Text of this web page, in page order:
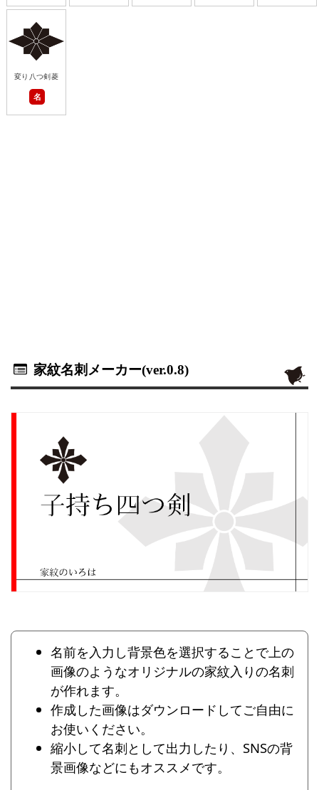
変り八つ剣菱
名
家紋名刺メーカー(ver.0.8)
名前を入力し背景色を選択することで上の
画像のようなオリジナルの家紋入りの名刺
が作れます。
作成した画像はダウンロードしてご自由に
お使いください。
縮小して名刺として出力したり、SNSの背
景画像などにもオススメです。